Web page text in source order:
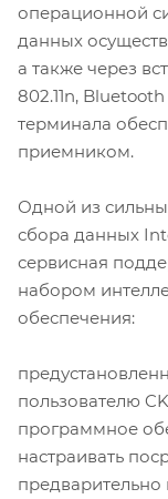
операционной
данных
а также через
802.11n,
терминала
приемником.
Одной из
сбора данных
сервисная
набором
обеспечения:
пользователю
программное
настраивать